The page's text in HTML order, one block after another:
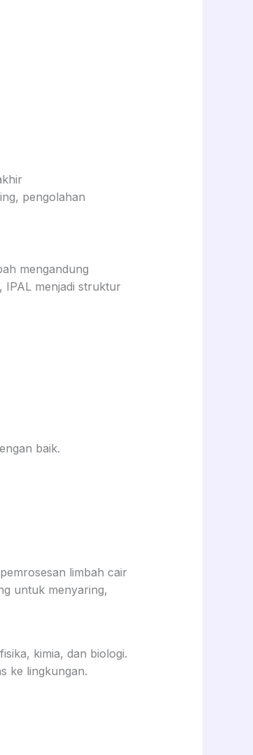
pengolahan
mengandung
IPAL menjadi struktur
baik.
limbah cair
untuk menyaring,
kimia, dan biologi.
ke lingkungan.